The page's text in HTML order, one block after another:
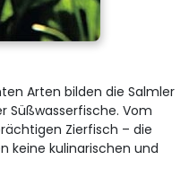
Arten bilden die Salmler
Süßwasserfische. Vom
Zierfisch – die
keine kulinarischen und